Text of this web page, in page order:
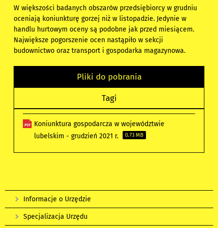
W większości badanych obszarów przedsiębiorcy w grudniu
oceniają koniunkturę gorzej niż w listopadzie. Jedynie w
handlu hurtowym oceny są podobne jak przed miesiącem.
Największe pogorszenie ocen nastąpiło w sekcji
budownictwo oraz transport i gospodarka magazynowa.
Pliki do pobrania
Tagi
Koniunktura gospodarcza w województwie
lubelskim - grudzień 2021 r.
0.73 MB
Informacje o Urzędzie
Specjalizacja Urzędu